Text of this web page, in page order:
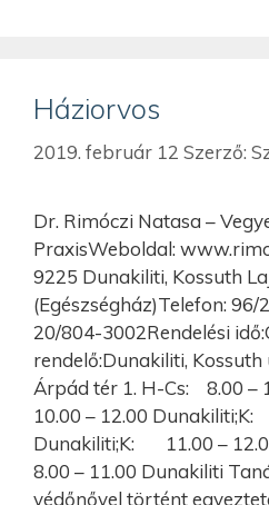
Háziorvos
2019. február 12 Szerző:
Dr. Rimóczi Natasa –
PraxisWeboldal:
9225 Dunakiliti, Kossuth
(Egészségház)Telefon:
20/804-3002Rendelési
rendelő:Dunakiliti, Kossuth
Árpád tér 1. H-Cs: 8.00 –
10.00 – 12.00
Dunakiliti;K: 11.00 –
8.00 – 11.00 Dunakiliti
védőnővel történt